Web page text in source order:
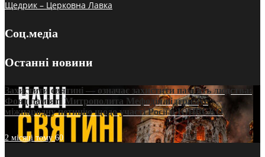
Щедрик – Церковна Лавка
Соц.медіа
Останні новини
Захистити святині — означає захистити пам’ять людства:
Фонд пам’яті Митрополита Мефодія підтримує
міжнародну петицію щодо участі Росії в ЮНЕСКО
2 місяці тому60